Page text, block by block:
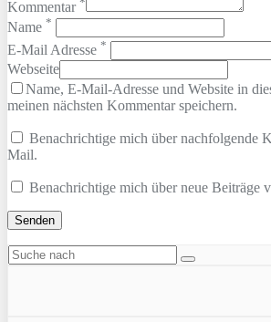
Kommentar
Name *
E-Mail Adresse *
Webseite
Name, E-Mail-Adresse und Website in
meinen nächsten Kommentar speichern.
Benachrichtige mich über nachfolgende
Mail.
Benachrichtige mich über neue Beiträge